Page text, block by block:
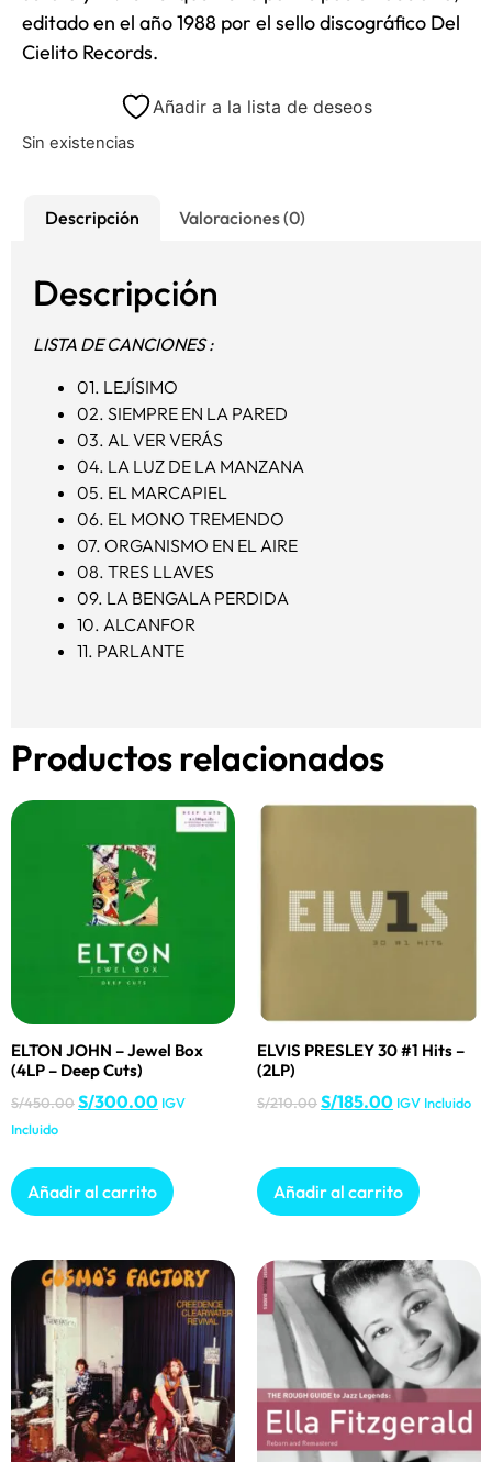
editado en el año 1988 por el sello discográfico Del
Cielito Records.
Añadir a la lista de deseos
Sin existencias
Descripción Valoraciones (0)
Descripción
LISTA DE CANCIONES :
01. LEJÍSIMO
02. SIEMPRE EN LA PARED
03. AL VER VERÁS
04. LA LUZ DE LA MANZANA
05. EL MARCAPIEL
06. EL MONO TREMENDO
07. ORGANISMO EN EL AIRE
08. TRES LLAVES
09. LA BENGALA PERDIDA
10. ALCANFOR
11. PARLANTE
Productos relacionados
ELTON JOHN – Jewel Box
(4LP – Deep Cuts)
S/450.00S/300.00 IGV
Incluido
Añadir al carrito
ELVIS PRESLEY 30 #1 Hits –
(2LP)
S/210.00S/185.00 IGV Incluido
Añadir al carrito